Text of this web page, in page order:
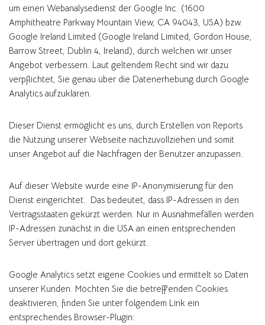
um einen Webanalysedienst der Google Inc. (1600
Amphitheatre Parkway Mountain View, CA 94043, USA) bzw.
Google Ireland Limited (Google Ireland Limited, Gordon House,
Barrow Street, Dublin 4, Ireland), durch welchen wir unser
Angebot verbessern. Laut geltendem Recht sind wir dazu
verpflichtet, Sie genau über die Datenerhebung durch Google
Analytics aufzuklären.
Dieser Dienst ermöglicht es uns, durch Erstellen von Reports
die Nutzung unserer Webseite nachzuvollziehen und somit
unser Angebot auf die Nachfragen der Benutzer anzupassen.
Auf dieser Website wurde eine IP-Anonymisierung für den
Dienst eingerichtet. Das bedeutet, dass IP-Adressen in den
Vertragsstaaten gekürzt werden. Nur in Ausnahmefällen werden
IP-Adressen zunächst in die USA an einen entsprechenden
Server übertragen und dort gekürzt.
Google Analytics setzt eigene Cookies und ermittelt so Daten
unserer Kunden. Möchten Sie die betreffenden Cookies
deaktivieren, finden Sie unter folgendem Link ein
entsprechendes Browser-Plugin: